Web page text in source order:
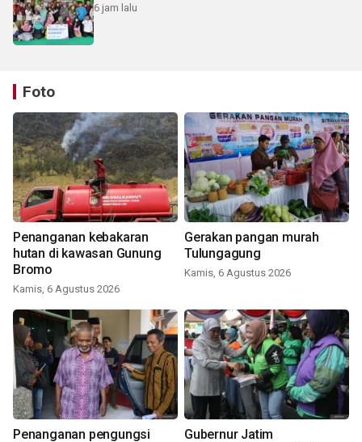
6 jam lalu
Foto
Penanganan kebakaran
hutan di kawasan Gunung
Bromo
Kamis, 6 Agustus 2026
Gerakan pangan murah
Tulungagung
Kamis, 6 Agustus 2026
Penanganan pengungsi
Gubernur Jatim